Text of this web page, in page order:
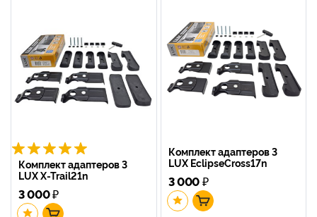
Комплект адаптеров 3
LUX X-Trail21n
3 000₽
Комплект адаптеров 3
LUX EclipseCross17n
3 000₽